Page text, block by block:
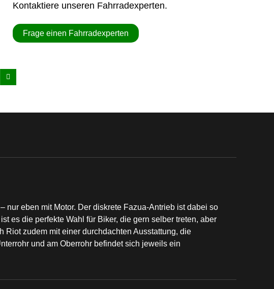
Kontaktiere unseren Fahrradexperten.
Frage einen Fahrradexperten
eben mit Motor. Der diskrete Fazua-Antrieb ist dabei so
es die perfekte Wahl für Biker, die gern selber treten, aber
zudem mit einer durchdachten Ausstattung, die
und am Oberrohr befindet sich jeweils ein